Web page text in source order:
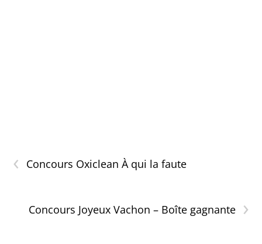
‹ Concours Oxiclean À qui la faute
›
Concours Joyeux Vachon – Boîte gagnante